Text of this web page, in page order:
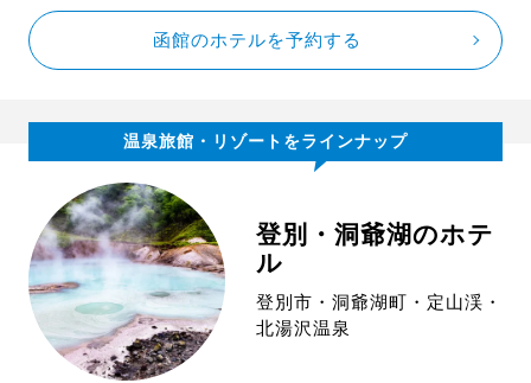
函館のホテルを予約する
温泉旅館・リゾートをラインナップ
登別・洞爺湖のホテ
ル
登別市・洞爺湖町・定山渓・
北湯沢温泉